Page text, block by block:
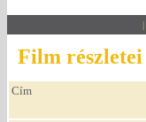
|
Film részletei
Cím